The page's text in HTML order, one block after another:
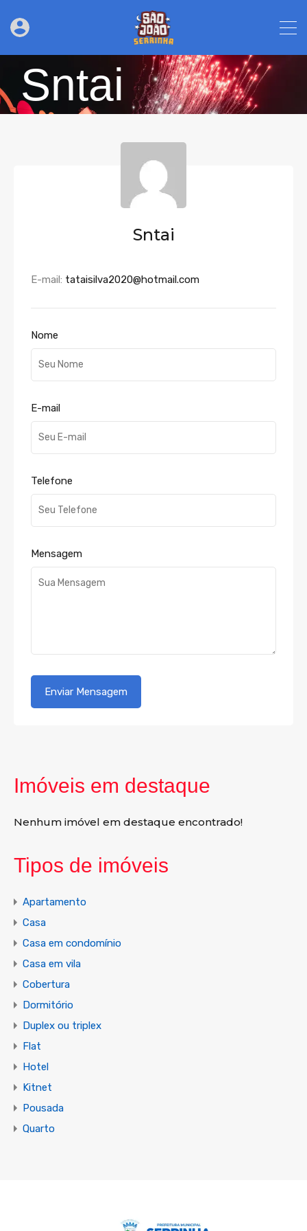
Sntai
Sntai
E-mail: tataisilva2020@hotmail.com
Nome
E-mail
Telefone
Mensagem
Imóveis em destaque
Nenhum imóvel em destaque encontrado!
Tipos de imóveis
Apartamento
Casa
Casa em condomínio
Casa em vila
Cobertura
Dormitório
Duplex ou triplex
Flat
Hotel
Kitnet
Pousada
Quarto